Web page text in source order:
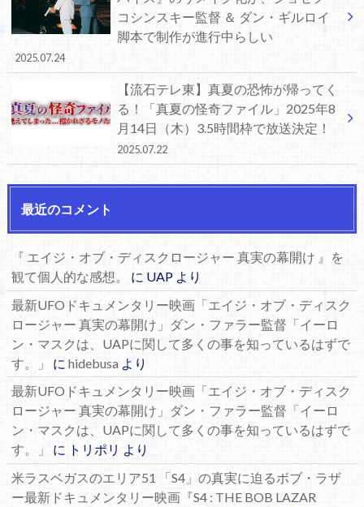
コシンスキー監督 ＆ ダン・ギルロイ
脚本で制作が進行中らしい
2025.07.24
【流石テレ東】真夏の恐怖が帰ってく
る！「真夏の怪奇ファイル」2025年8
月14日（木）3.5時間枠で放送決定！
2025.07.22
最近のコメント
『 エイジ・オブ・ディスクロージャー 真実の幕開け 』を
観て個人的な感想。
に UAPより
最新UFOドキュメンタリー映画「エイジ・オブ・ディスク
ロージャー 真実の幕開け」ダン・ファラー監督「イーロ
ン・マスクは、UAPに関して多くの事を知っているはずで
す。」
に hidebusaより
最新UFOドキュメンタリー映画「エイジ・オブ・ディスク
ロージャー 真実の幕開け」ダン・ファラー監督「イーロ
ン・マスクは、UAPに関して多くの事を知っているはずで
す。」
に トリポリ より
米ラスベガスのエリア51 「S4」の真実に迫るボブ・ラザ
ー最新ドキュメンタリー映画『S4 : THE BOB LAZAR